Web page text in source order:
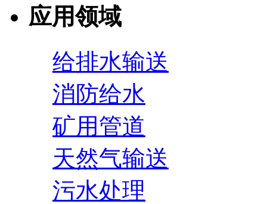
应用领域
给排水输送
消防给水
矿用管道
天然气输送
污水处理